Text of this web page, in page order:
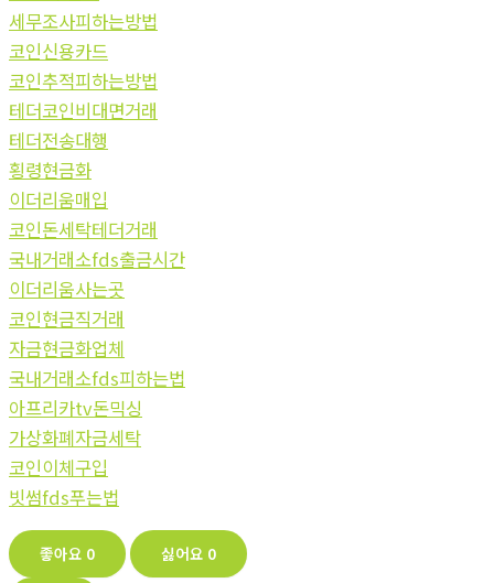
세무조사피하는방법
코인신용카드
코인추적피하는방법
테더코인비대면거래
테더전송대행
횡령현금화
이더리움매입
코인돈세탁테더거래
국내거래소fds출금시간
이더리움사는곳
코인현금직거래
자금현금화업체
국내거래소fds피하는법
아프리카tv돈믹싱
가상화폐자금세탁
코인이체구입
빗썸fds푸는법
좋아요 0 싫어요 0